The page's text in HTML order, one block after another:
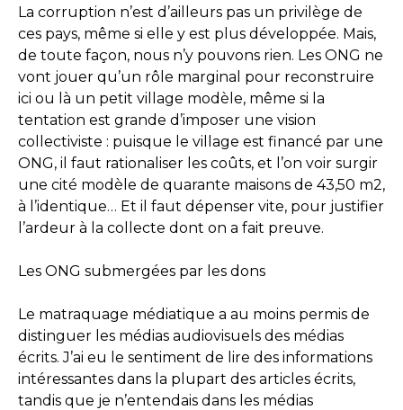
La corruption n’est d’ailleurs pas un privilège de
ces pays, même si elle y est plus développée. Mais,
de toute façon, nous n’y pouvons rien. Les ONG ne
vont jouer qu’un rôle marginal pour reconstruire
ici ou là un petit village modèle, même si la
tentation est grande d’imposer une vision
collectiviste : puisque le village est financé par une
ONG, il faut rationaliser les coûts, et l’on voir surgir
une cité modèle de quarante maisons de 43,50 m2,
à l’identique… Et il faut dépenser vite, pour justifier
l’ardeur à la collecte dont on a fait preuve.
Les ONG submergées par les dons
Le matraquage médiatique a au moins permis de
distinguer les médias audiovisuels des médias
écrits. J’ai eu le sentiment de lire des informations
intéressantes dans la plupart des articles écrits,
tandis que je n’entendais dans les médias